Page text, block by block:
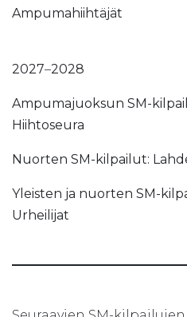
Ampumahiihtäjät
2027–2028
Ampumajuoksun SM-
Hiihtoseura
Nuorten SM-kilpailut:
Yleisten ja nuorten SM-
Urheilijat